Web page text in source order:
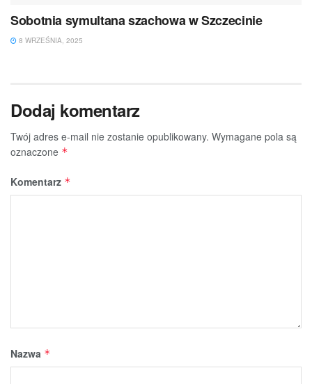
Sobotnia symultana szachowa w Szczecinie
8 WRZEŚNIA, 2025
Dodaj komentarz
Twój adres e-mail nie zostanie opublikowany. Wymagane pola są
oznaczone *
Komentarz *
Nazwa *